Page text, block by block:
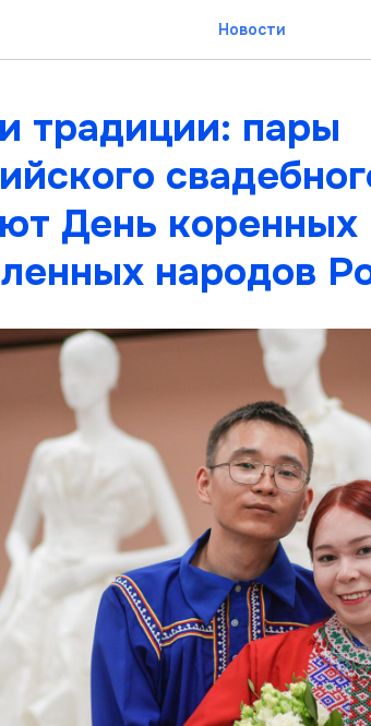
Новости
традиции: пары
День коренных
народов